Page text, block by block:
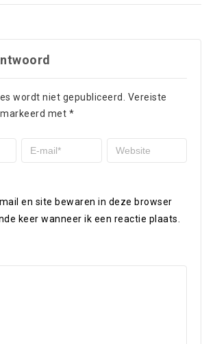
wordt niet gepubliceerd. Vereiste
met *
en site bewaren in deze browser
keer wanneer ik een reactie plaats.